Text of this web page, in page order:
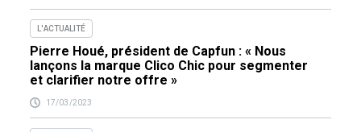
L'ACTUALITÉ
Pierre Houé, président de Capfun : « Nous
lançons la marque Clico Chic pour segmenter
et clarifier notre offre »
17/03/2023